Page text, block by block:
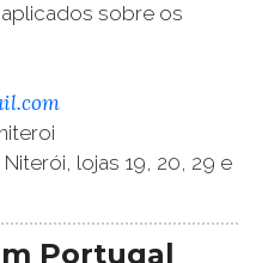
sobre os
lojas 19, 20, 29 e
Portugal